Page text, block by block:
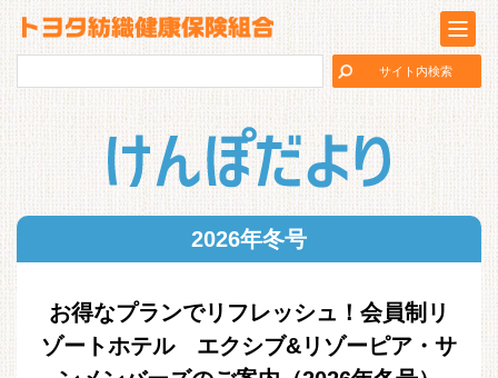
2026年冬号
お得なプランでリフレッシュ！会員制リ
ゾートホテル エクシブ&リゾーピア・サ